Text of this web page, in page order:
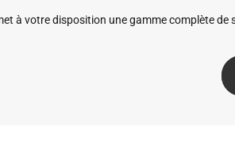
à votre disposition une gamme complète